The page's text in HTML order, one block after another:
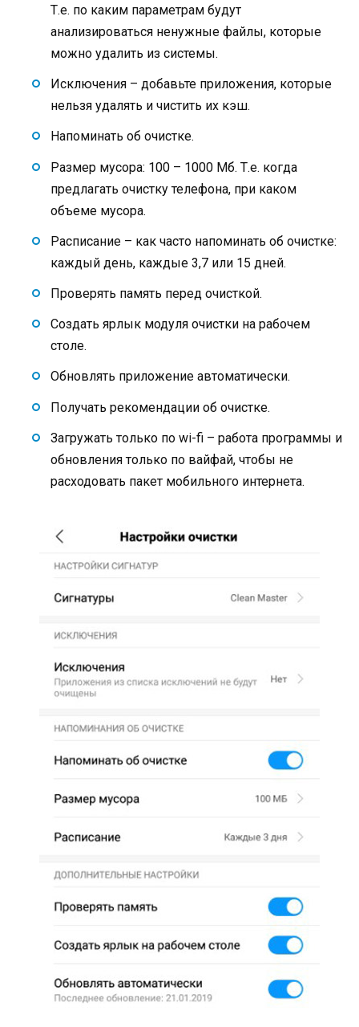
Т.е. по каким параметрам будут
анализироваться ненужные файлы, которые
можно удалить из системы.
Исключения – добавьте приложения, которые
нельзя удалять и чистить их кэш.
Напоминать об очистке.
Размер мусора: 100 – 1000 Мб. Т.е. когда
предлагать очистку телефона, при каком
объеме мусора.
Расписание – как часто напоминать об очистке:
каждый день, каждые 3,7 или 15 дней.
Проверять память перед очисткой.
Создать ярлык модуля очистки на рабочем
столе.
Обновлять приложение автоматически.
Получать рекомендации об очистке.
Загружать только по wi-fi – работа программы и
обновления только по вайфай, чтобы не
расходовать пакет мобильного интернета.